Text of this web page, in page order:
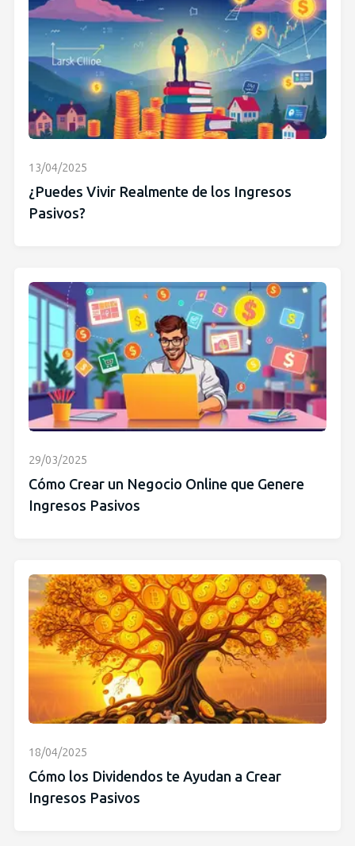
13/04/2025
¿Puedes Vivir Realmente de los Ingresos
Pasivos?
29/03/2025
Cómo Crear un Negocio Online que Genere
Ingresos Pasivos
18/04/2025
Cómo los Dividendos te Ayudan a Crear
Ingresos Pasivos